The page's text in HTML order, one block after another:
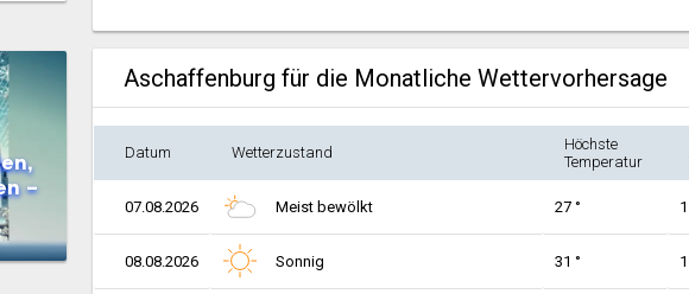
–
Aschaffenburg für die Monatliche Wettervorhersage
Datum Wetterzustand
Höchste
Temperatur
07.08.2026 Meist bewölkt 27 °
08.08.2026 Sonnig 31 °